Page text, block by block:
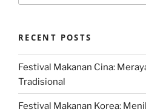
RECENT POSTS
Festival Makanan Cina:
Tradisional
Festival Makanan Korea: